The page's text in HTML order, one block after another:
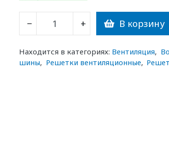
− + В корзину
Находится в категориях: Вентиляция,
шины, Решетки вентиляционные,